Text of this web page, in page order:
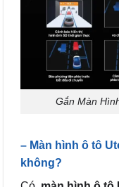
Gắn Màn
– Màn hình ô tô
không?